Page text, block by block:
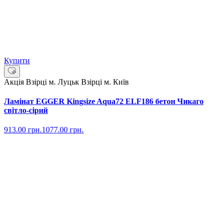
Купити
Акція Взірці м. Луцьк Взірці м. Київ
Ламінат EGGER Kingsize Aqua72 ELF186 бетон Чикаго
світло-сірий
913.00 грн.1077.00 грн.